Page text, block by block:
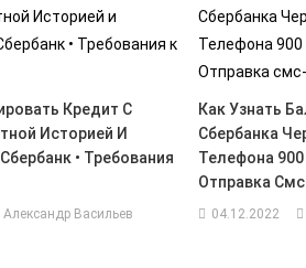
Кредит С
Историей И
• Требования
Александр Васильев
Как Узнать
Сбербанка
Телефона
Отправка
04.12.2022